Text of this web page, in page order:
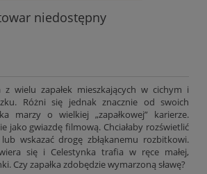
niedostępny
wielu zapałek mieszkających w cichym i
Różni się jednak znacznie od swoich
marzy o wielkiej „zapałkowej” karierze.
jako gwiazdę filmową. Chciałaby rozświetlić
wskazać drogę zbłąkanemu rozbitkowi.
się i Celestynka trafia w ręce małej,
Czy zapałka zdobędzie wymarzoną sławę?